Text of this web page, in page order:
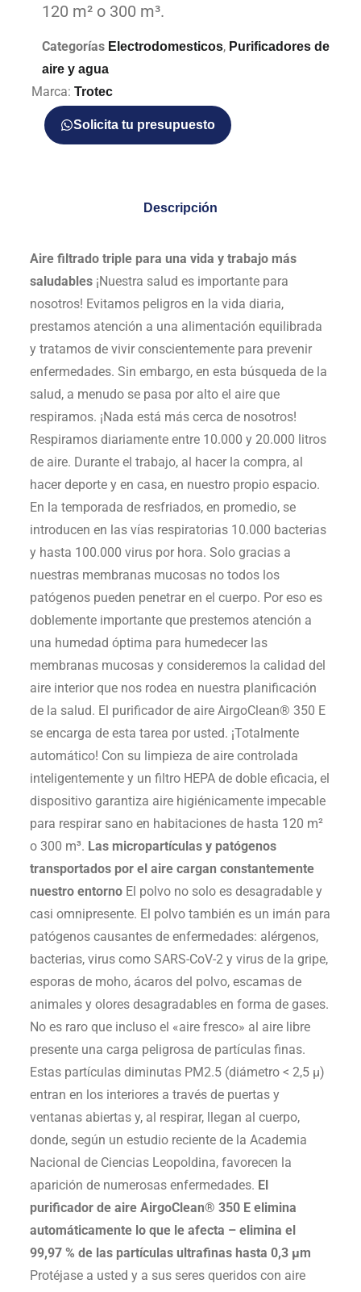
120 m² o 300 m³.
Categorías Electrodomesticos, Purificadores de
aire y agua
Marca: Trotec
Solicita tu presupuesto
Descripción
Aire filtrado triple para una vida y trabajo más
saludables¡Nuestra salud es importante para
nosotros! Evitamos peligros en la vida diaria,
prestamos atención a una alimentación equilibrada
y tratamos de vivir conscientemente para prevenir
enfermedades. Sin embargo, en esta búsqueda de la
salud, a menudo se pasa por alto el aire que
respiramos. ¡Nada está más cerca de nosotros!
Respiramos diariamente entre 10.000 y 20.000 litros
de aire. Durante el trabajo, al hacer la compra, al
hacer deporte y en casa, en nuestro propio espacio.
En la temporada de resfriados, en promedio, se
introducen en las vías respiratorias 10.000 bacterias
y hasta 100.000 virus por hora. Solo gracias a
nuestras membranas mucosas no todos los
patógenos pueden penetrar en el cuerpo. Por eso es
doblemente importante que prestemos atención a
una humedad óptima para humedecer las
membranas mucosas y consideremos la calidad del
aire interior que nos rodea en nuestra planificación
de la salud. El purificador de aire AirgoClean® 350 E
se encarga de esta tarea por usted. ¡Totalmente
automático! Con su limpieza de aire controlada
inteligentemente y un filtro HEPA de doble eficacia, el
dispositivo garantiza aire higiénicamente impecable
para respirar sano en habitaciones de hasta 120 m²
o 300 m³. Las micropartículas y patógenos
transportados por el aire cargan constantemente
nuestro entornoEl polvo no solo es desagradable y
casi omnipresente. El polvo también es un imán para
patógenos causantes de enfermedades: alérgenos,
bacterias, virus como SARS-CoV-2 y virus de la gripe,
esporas de moho, ácaros del polvo, escamas de
animales y olores desagradables en forma de gases.
No es raro que incluso el «aire fresco» al aire libre
presente una carga peligrosa de partículas finas.
Estas partículas diminutas PM2.5 (diámetro < 2,5 μ)
entran en los interiores a través de puertas y
ventanas abiertas y, al respirar, llegan al cuerpo,
donde, según un estudio reciente de la Academia
Nacional de Ciencias Leopoldina, favorecen la
aparición de numerosas enfermedades. El
purificador de aire AirgoClean® 350 E elimina
automáticamente lo que le afecta – elimina el
99,97 % de las partículas ultrafinas hasta 0,3 µm
Protéjase a usted y a sus seres queridos con aire